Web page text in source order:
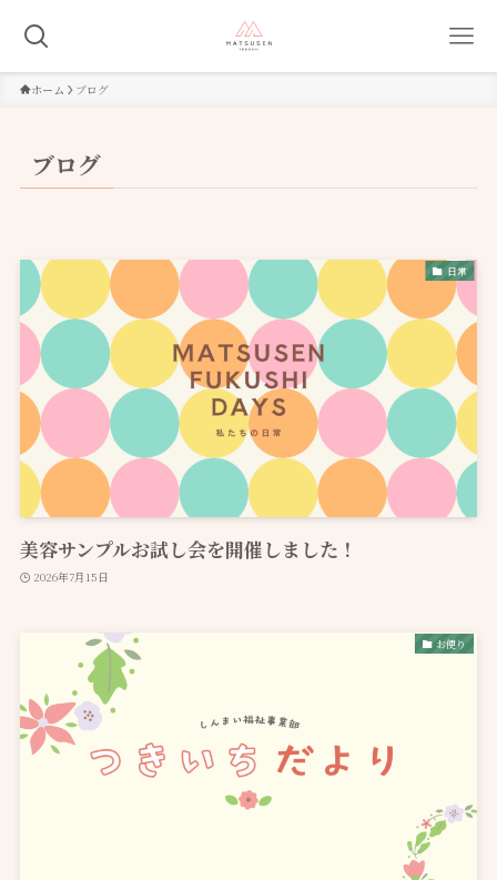
ホーム ブログ
ブログ
日常
美容サンプルお試し会を開催しました！
2026年7月15日
お便り